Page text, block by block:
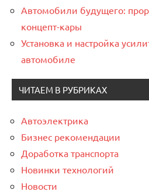
Автомобили будущего:
концепт-кары
Установка и настройка
автомобиле
ЧИТАЕМ В РУБРИКАХ
Автоэлектрика
Бизнес рекомендации
Доработка транспорта
Новинки технологий
Новости